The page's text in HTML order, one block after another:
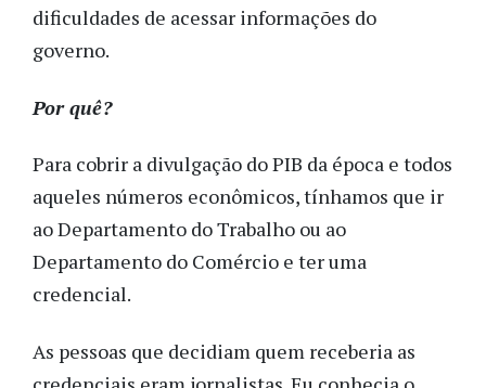
dificuldades de acessar informações do
governo.
Por quê?
Para cobrir a divulgação do PIB da época e todos
aqueles números econômicos, tínhamos que ir
ao Departamento do Trabalho ou ao
Departamento do Comércio e ter uma
credencial.
As pessoas que decidiam quem receberia as